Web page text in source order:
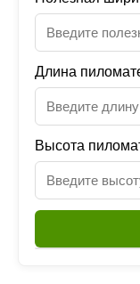
Длина
Высота